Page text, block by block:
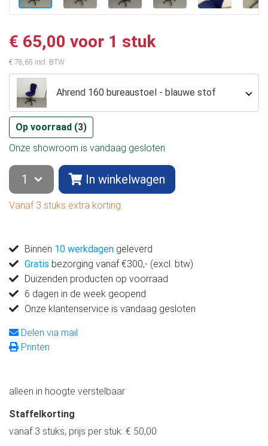
€ 65,00 voor 1 stuk
€ 78,65 incl. BTW
Ahrend 160 bureaustoel - blauwe stof
Op voorraad (3)
Onze showroom is vandaag gesloten
In winkelwagen
Vanaf 3 stuks extra korting
Binnen 10 werkdagen geleverd
Gratis bezorging vanaf €300,- (excl. btw)
Duizenden producten op voorraad
6 dagen in de week geopend
Onze klantenservice is vandaag gesloten
Delen via mail
Printen
alleen in hoogte verstelbaar
Staffelkorting
vanaf 3 stuks, prijs per stuk: € 50,00